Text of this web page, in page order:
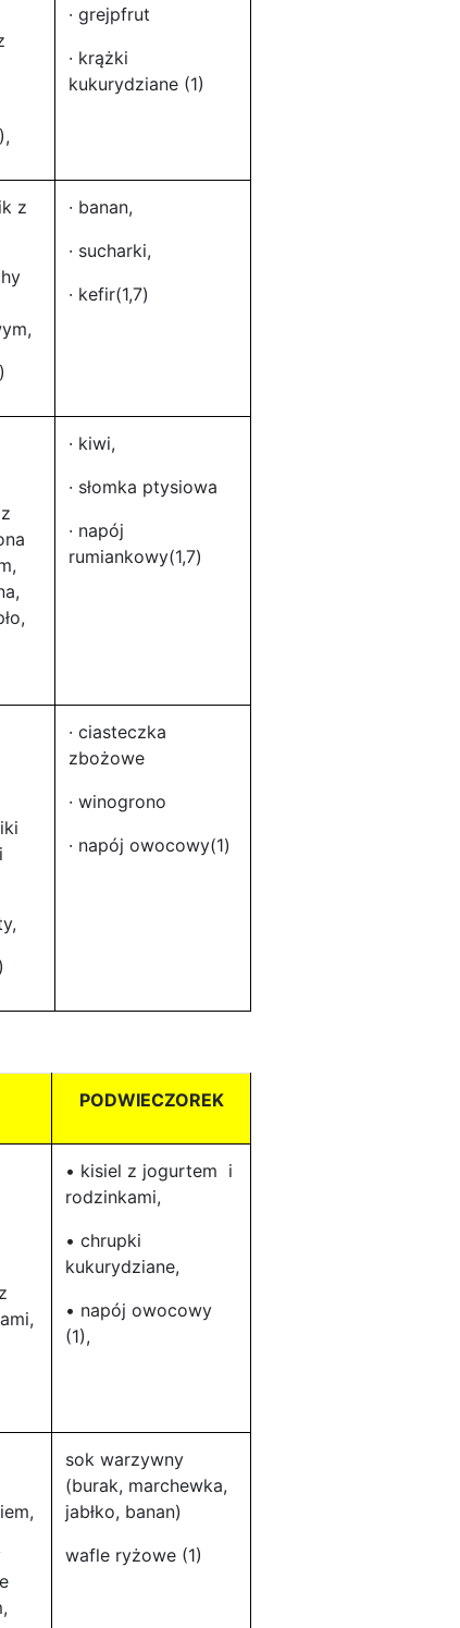
· grejpfrut
· krążki
kukurydziane (1)
z
· banan,
· sucharki,
· kefir(1,7)
· kiwi,
· słomka ptysiowa
· napój
rumiankowy(1,7)
· ciasteczka
zbożowe
· winogrono
· napój owocowy(1)
PODWIECZOREK
• kisiel z jogurtem i
rodzinkami,
• chrupki
kukurydziane,
• napój owocowy
(1),
sok warzywny
(burak, marchewka,
jabłko, banan)
wafle ryżowe (1)